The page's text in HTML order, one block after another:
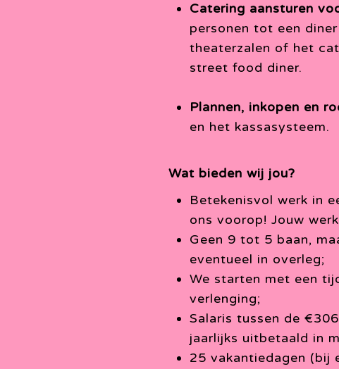
Catering aansturen
personen tot een
theaterzalen of het
street food diner.
Plannen, inkopen en
en het kassasysteem.
Wat bieden wij jou?
Betekenisvol werk in
ons voorop! Jouw
Geen 9 tot 5 baan,
eventueel in overleg;
We starten met een
verlenging;
Salaris tussen de
jaarlijks uitbetaald in
25 vakantiedagen (bij